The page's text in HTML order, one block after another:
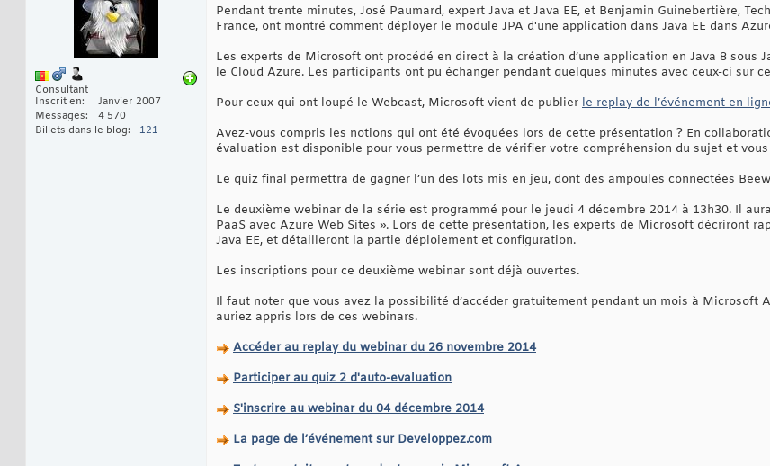
Consultant
Inscrit en
Janvier 2007
Messages
4 570
Billets dans le blog
121
Pendant trente minutes, José Paumard, expert Java et Java EE, et Benjamin Guinebertière,
France, ont montré comment déployer le module JPA d'une application dans Java EE dans
Les experts de Microsoft ont procédé en direct à la création d’une application en Java 8 sous
le Cloud Azure. Les participants ont pu échanger pendant quelques minutes avec ceux-ci sur
Pour ceux qui ont loupé le Webcast, Microsoft vient de publier le replay de l’événement en
Avez-vous compris les notions qui ont été évoquées lors de cette présentation ? En
évaluation est disponible pour vous permettre de vérifier votre compréhension du sujet et
Le quiz final permettra de gagner l’un des lots mis en jeu, dont des ampoules connectées
Le deuxième webinar de la série est programmé pour le jeudi 4 décembre 2014 à 13h30. Il
PaaS avec Azure Web Sites ». Lors de cette présentation, les experts de Microsoft décriront
Java EE, et détailleront la partie déploiement et configuration.
Les inscriptions pour ce deuxième webinar sont déjà ouvertes.
Il faut noter que vous avez la possibilité d’accéder gratuitement pendant un mois à Microsoft
auriez appris lors de ces webinars.
Accéder au replay du webinar du 26 novembre 2014
Participer au quiz 2 d'auto-evaluation
S'inscrire au webinar du 04 décembre 2014
La page de l’événement sur Developpez.com